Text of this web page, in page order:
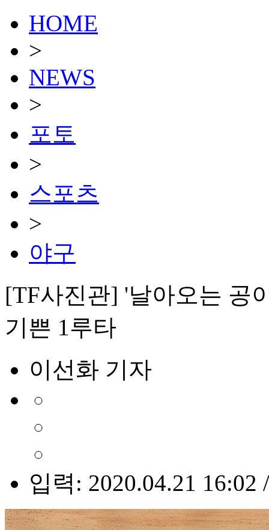
HOME
>
NEWS
>
포토
>
스포츠
>
야구
[TF사진관] '날아오는 공
기쁜 1루타
이선화 기자
입력: 2020.04.21 16:02